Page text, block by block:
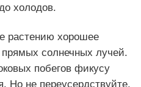
холодов.
растению хорошее
солнечных лучей.
побегов фикусу
Но не переусердствуйте,